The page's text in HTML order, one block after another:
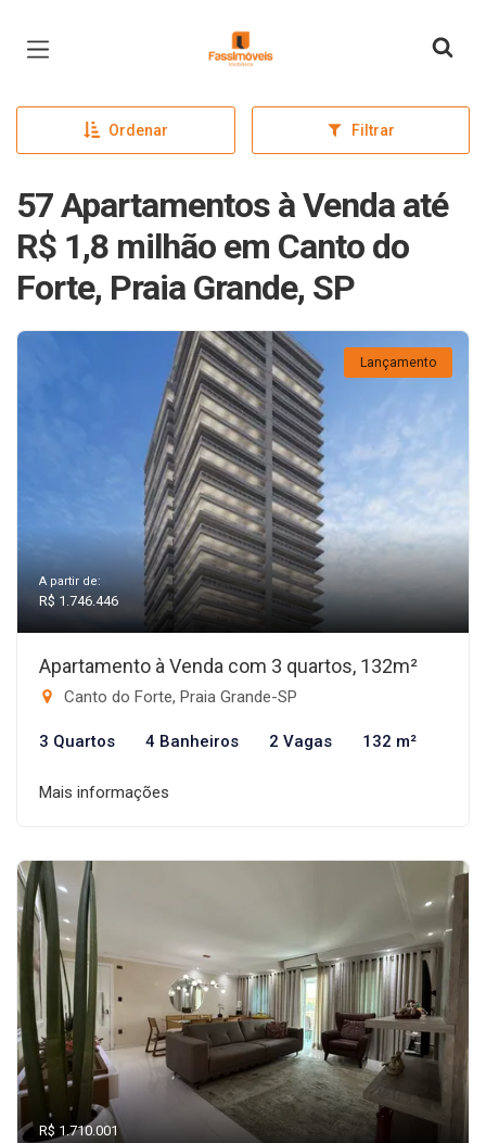
Página inicial
Ordenar Filtrar
57 Apartamentos à Venda até
R$ 1,8 milhão em Canto do
Forte, Praia Grande, SP
Lançamento
A partir de:
R$ 1.746.446
Apartamento à Venda com 3 quartos, 132m²
Canto do Forte, Praia Grande-SP
3 Quartos 4 Banheiros 2 Vagas 132 m²
Mais informações
R$ 1.710.001